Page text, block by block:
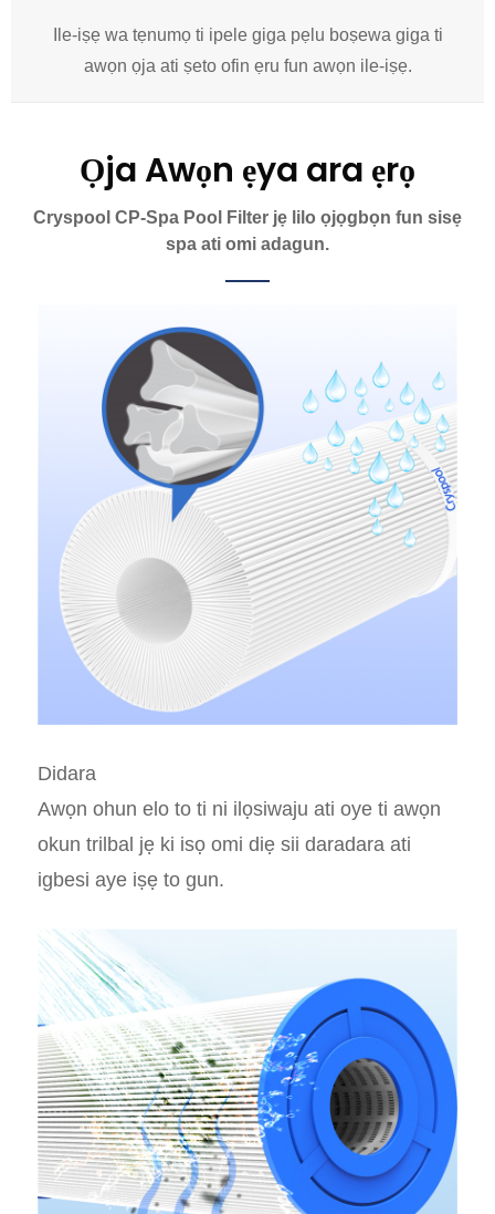
Ile-iṣẹ wa tẹnumọ ti ipele giga pẹlu boṣewa giga ti
awọn ọja ati ṣeto ofin ẹru fun awọn ile-iṣẹ.
Ọja Awọn ẹya ara ẹrọ
Cryspool CP-Spa Pool Filter jẹ lilo ọjọgbọn fun sisẹ
spa ati omi adagun.
Didara
Awọn ohun elo to ti ni ilọsiwaju ati oye ti awọn
okun trilbal jẹ ki isọ omi diẹ sii daradara ati
igbesi aye iṣẹ to gun.